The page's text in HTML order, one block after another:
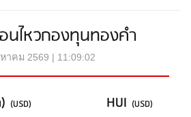
นไหวกองทุนทองคำ
าคม 2569 | 11:09:02
(USD) HUI (USD)